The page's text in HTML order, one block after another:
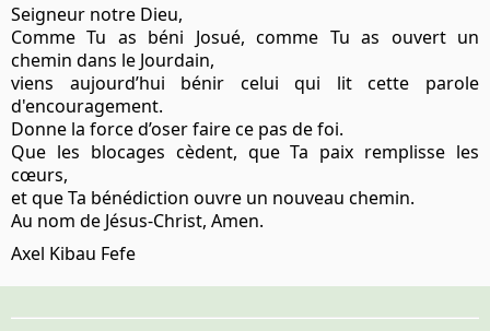
Seigneur notre Dieu,
Comme Tu as béni Josué, comme Tu as ouvert un
chemin dans le Jourdain,
viens aujourd’hui bénir celui qui lit cette parole
d'encouragement.
Donne la force d’oser faire ce pas de foi.
Que les blocages cèdent, que Ta paix remplisse les
cœurs,
et que Ta bénédiction ouvre un nouveau chemin.
Au nom de Jésus-Christ, Amen.
Axel Kibau Fefe